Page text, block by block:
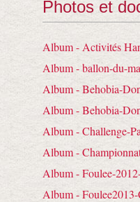
Photos et
Album - Activités
Album - ballon-du-
Album - Behobia-
Album - Behobia-
Album - Challenge-
Album -
Album - Foulee-
Album -